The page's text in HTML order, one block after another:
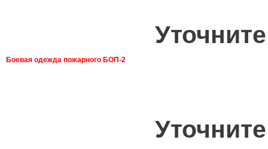
Боевая одежда пожарного БОП-2